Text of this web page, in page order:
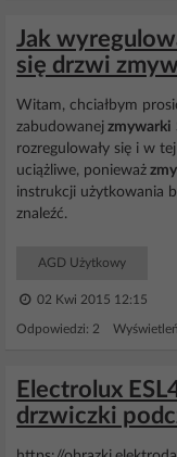
Jak
się drzwi
Witam, chciałbym
zabudowanej zmywarki
rozregulowały się i w
uciążliwe, ponieważ
instrukcji użytkowania
znaleźć.
AGD Użytkowy
02 Kwi 2015 12:15
Odpowiedzi: 2
Electrolux
drzwiczki